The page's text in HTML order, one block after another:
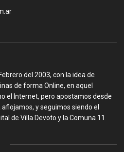
del 2003, con la idea de
de forma Online, en aquel
el Internet, pero apostamos desde
y seguimos siendo el
de Villa Devoto y la Comuna 11.